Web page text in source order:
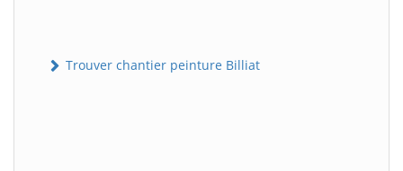
Trouver chantier peinture Billiat